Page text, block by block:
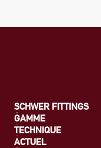
SCHWER FITTINGS
GAMME
TECHNIQUE
ACTUEL